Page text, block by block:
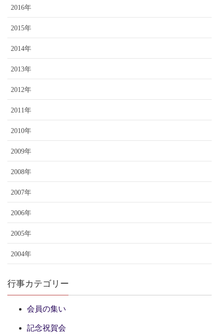
2016年
2015年
2014年
2013年
2012年
2011年
2010年
2009年
2008年
2007年
2006年
2005年
2004年
行事カテゴリー
会員の集い
記念祝賀会